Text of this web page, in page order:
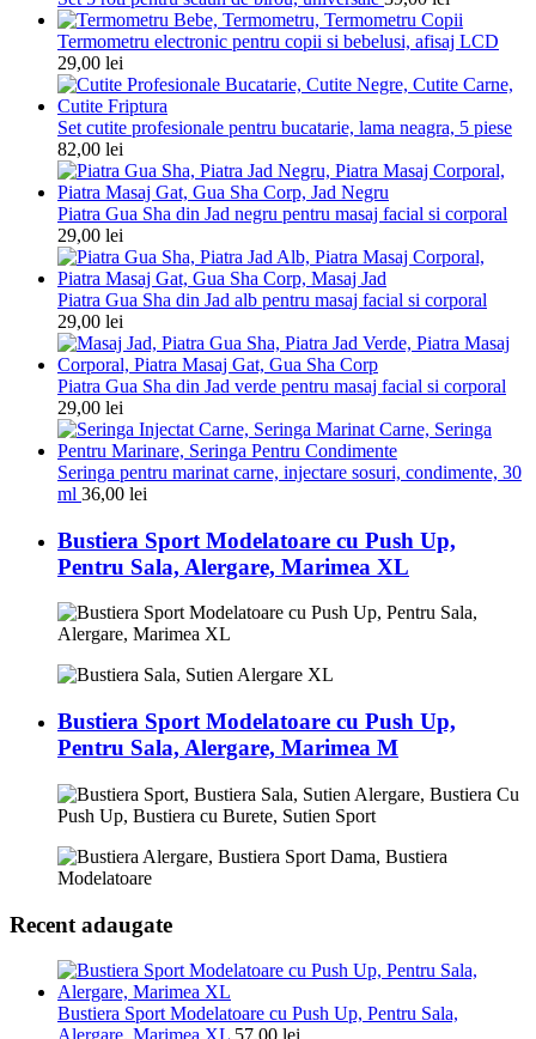
Termometru electronic pentru copii si bebelusi, afisaj LCD
29,00 lei
Set cutite profesionale pentru bucatarie, lama neagra, 5 piese
82,00 lei
Piatra Gua Sha din Jad negru pentru masaj facial si corporal
29,00 lei
Piatra Gua Sha din Jad alb pentru masaj facial si corporal
29,00 lei
Piatra Gua Sha din Jad verde pentru masaj facial si corporal
29,00 lei
Seringa pentru marinat carne, injectare sosuri, condimente, 30
ml 36,00 lei
Bustiera Sport Modelatoare cu Push Up,
Pentru Sala, Alergare, Marimea XL
Bustiera Sport Modelatoare cu Push Up,
Pentru Sala, Alergare, Marimea M
Recent adaugate
Bustiera Sport Modelatoare cu Push Up, Pentru Sala,